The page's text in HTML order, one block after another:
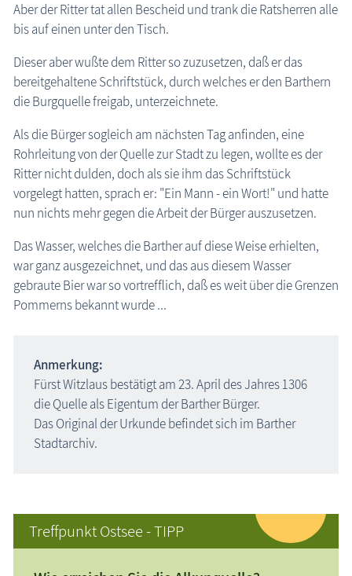
Aber der Ritter tat allen Bescheid und trank die Ratsherren alle
bis auf einen unter den Tisch.
Dieser aber wußte dem Ritter so zuzusetzen, daß er das
bereitgehaltene Schriftstück, durch welches er den Barthern
die Burgquelle freigab, unterzeichnete.
Als die Bürger sogleich am nächsten Tag anfinden, eine
Rohrleitung von der Quelle zur Stadt zu legen, wollte es der
Ritter nicht dulden, doch als sie ihm das Schriftstück
vorgelegt hatten, sprach er: "Ein Mann - ein Wort!" und hatte
nun nichts mehr gegen die Arbeit der Bürger auszusetzen.
Das Wasser, welches die Barther auf diese Weise erhielten,
war ganz ausgezeichnet, und das aus diesem Wasser
gebraute Bier war so vortrefflich, daß es weit über die Grenzen
Pommerns bekannt wurde ...
Anmerkung:
Fürst Witzlaus bestätigt am 23. April des Jahres 1306
die Quelle als Eigentum der Barther Bürger.
Das Original der Urkunde befindet sich im Barther
Stadtarchiv.
Treffpunkt Ostsee - TIPP